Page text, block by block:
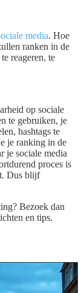
media. Hoe
ranken in de
reageren, te
op sociale
te gebruiken, je
hashtags te
je ranking in de
je sociale media
proces is
Dus blijf
Bezoek dan
en tips.